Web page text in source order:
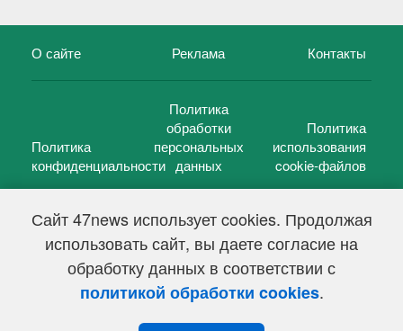
Сайт 47news использует cookies. Продолжая
использовать сайт, вы даете согласие на
обработку данных в соответствии с
политикой обработки cookies.
О сайте Реклама Контакты
Политика
конфиденциальности
Политика
обработки
персональных
данных
Политика
использования
cookie-файлов
47 новостей (47 news)2005 — 2026 г.
Свидетельство о регистрации СМИ Эл № ФС 77-39848, выдано
Федеральной службой по надзору в сфере связи,
информационных технологий и массовых коммуникаций